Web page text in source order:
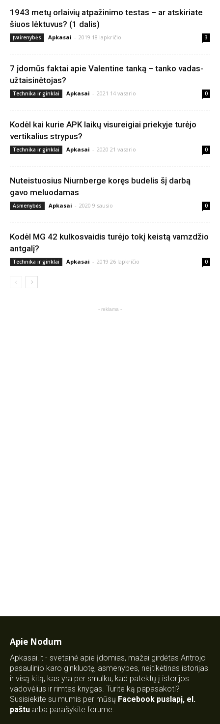
1943 metų orlaivių atpažinimo testas – ar atskiriate
šiuos lėktuvus? (1 dalis)
Įvairenybės Apkasai - 2019 18 lapkričio 3
7 įdomūs faktai apie Valentine tanką – tanko vadas-
užtaisinėtojas?
Technika ir ginklai Apkasai - 2021 14 vasario 0
Kodėl kai kurie APK laikų visureigiai priekyje turėjo
vertikalius strypus?
Technika ir ginklai Apkasai - 2020 21 vasario 0
Nuteistuosius Niurnberge koręs budelis šį darbą
gavo meluodamas
Asmenybės Apkasai - 2020 9 sausio 0
Kodėl MG 42 kulkosvaidis turėjo tokį keistą vamzdžio
antgalį?
Technika ir ginklai Apkasai - 2019 26 lapkričio 0
- reklama -
Apie Nodum
Apkasai.lt - svetainė apie įdomias, mažai girdėtas Antrojo
pasaulinio karo ginkluotę, asmenybes, neįtikėtinas istorijas
ir visą kitą, kas yra per smulku, kad patektų į istorijos
vadovėlius ir rimtas knygas. Turite ką papasakoti?
Susisiekite su mumis per mūsų Facebook puslapį, el.
paštu arba parašykite forume.